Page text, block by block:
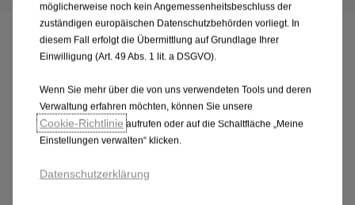
Previous
Frontera
möglicherweise noch kein Angemessenheitsbeschluss der
zuständigen europäischen Datenschutzbehörden vorliegt. In
diesem Fall erfolgt die Übermittlung auf Grundlage Ihrer
Einwilligung (Art. 49 Abs. 1 lit. a DSGVO).
Wenn Sie mehr über die von uns verwendeten Tools und deren
Verwaltung erfahren möchten, können Sie unsere
Cookie‑Richtlinie aufrufen oder auf die Schaltfläche „Meine
Einstellungen verwalten“ klicken.
Datenschutzerklärung